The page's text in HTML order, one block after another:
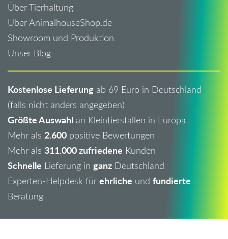
Über Tierhaltung
Über AnimalhouseShop.de
Showroom und Produktion
Unser Blog
Kostenlose Lieferung ab 69 Euro in Deutschland
(falls nicht anders angegeben)
Größte Auswahl an Kleintierställen in Europa
Mehr als 2.600 positive Bewertungen
Mehr als 311.000 zufriedene Kunden
Schnelle Lieferung in ganz Deutschland
Experten-Helpdesk für ehrliche und fundierte
Beratung